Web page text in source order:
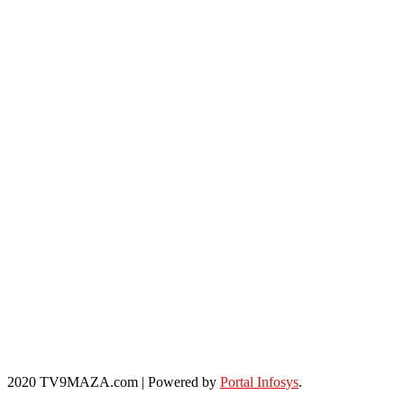
2020 TV9MAZA.com | Powered by Portal Infosys.